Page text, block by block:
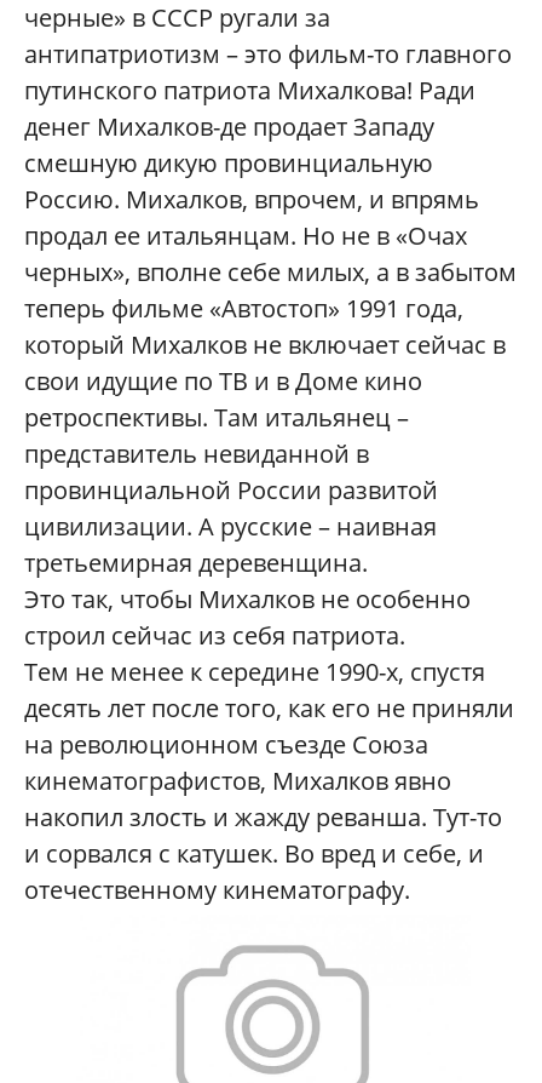
черные» в СССР ругали за
антипатриотизм – это фильм-то главного
путинского патриота Михалкова! Ради
денег Михалков-де продает Западу
смешную дикую провинциальную
Россию. Михалков, впрочем, и впрямь
продал ее итальянцам. Но не в «Очах
черных», вполне себе милых, а в забытом
теперь фильме «Автостоп» 1991 года,
который Михалков не включает сейчас в
свои идущие по ТВ и в Доме кино
ретроспективы. Там итальянец –
представитель невиданной в
провинциальной России развитой
цивилизации. А русские – наивная
третьемирная деревенщина.
Это так, чтобы Михалков не особенно
строил сейчас из себя патриота.
Тем не менее к середине 1990-х, спустя
десять лет после того, как его не приняли
на революционном съезде Союза
кинематографистов, Михалков явно
накопил злость и жажду реванша. Тут-то
и сорвался с катушек. Во вред и себе, и
отечественному кинематографу.